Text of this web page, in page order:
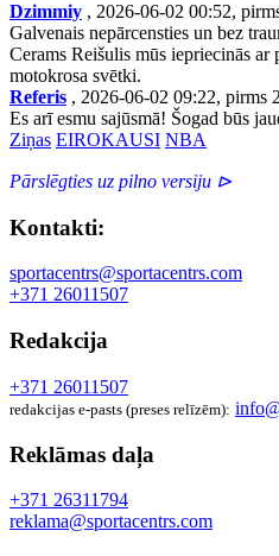
Dzimmiy , 2026-06-02 00:52,
Galvenais nepārcensties un bez
Cerams Reišulis mūs iepriecinās ar
motokrosa svētki.
Referis , 2026-06-02 09:22, pirms
Es arī esmu sajūsmā! Šogad būs
Ziņas EIROKAUSI NBA
Pārslēgties uz pilno versiju ⊳
Kontakti:
sportacentrs@sportacentrs.com
+371 26011507
Redakcija
+371 26011507
redakcijas e-pasts (preses relīzēm):
Reklāmas daļa
+371 26311794
reklama@sportacentrs.com